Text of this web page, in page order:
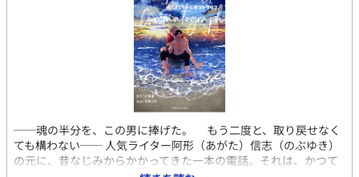
が、貧乏すぎて高校に行ってない事が分かり編入させるという形
で恩返しをした。 そこから攻略キャラ達とラブストーリーが始ま
──魂の半分を、この男に捧げた。 もう二度と、取り戻せなく
ても構わない── 人気ライター阿形（あがた）信志（のぶゆき）
の元に、昔なじみからかかってきた一本の電話。それは、かつて